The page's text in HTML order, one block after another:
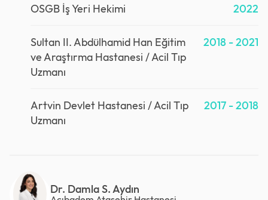
OSGB İş Yeri Hekimi 2022
Sultan II. Abdülhamid Han Eğitim
ve Araştırma Hastanesi / Acil Tıp
Uzmanı
2018 - 2021
Artvin Devlet Hastanesi / Acil Tıp
Uzmanı
2017 - 2018
Dr. Damla S. Aydın